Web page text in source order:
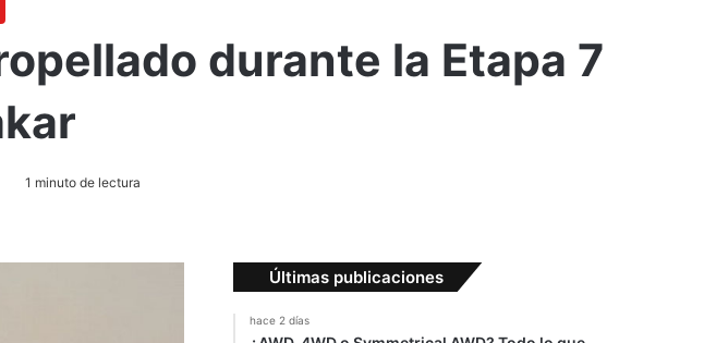
durante la Etapa 7
1 minuto de lectura
Últimas publicaciones
hace 2 días